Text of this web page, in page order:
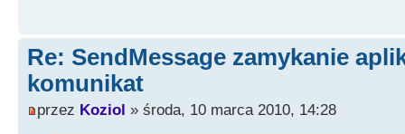
Re: SendMessage zamykanie
komunikat
przez Koziol » środa, 10 marca 2010, 14:28